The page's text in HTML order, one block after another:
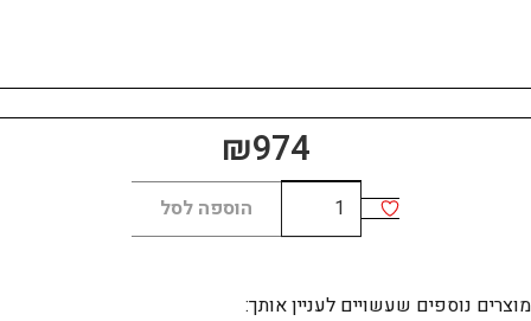
₪974
כמות
של
12
הוספה לסל
מוצרים נוספים שעשויים לעניין אותך: